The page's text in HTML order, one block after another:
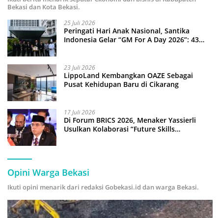
Bekasi dan Kota Bekasi.
25 Juli 2026
Peringati Hari Anak Nasional, Santika
Indonesia Gelar “GM For A Day 2026”: 43
23 Juli 2026
LippoLand Kembangkan OAZE Sebagai
Pusat Kehidupan Baru di Cikarang
17 Juli 2026
Di Forum BRICS 2026, Menaker Yassierli
Usulkan Kolaborasi “Future Skills
Opini Warga Bekasi
Ikuti opini menarik dari redaksi Gobekasi.id dan warga Bekasi.